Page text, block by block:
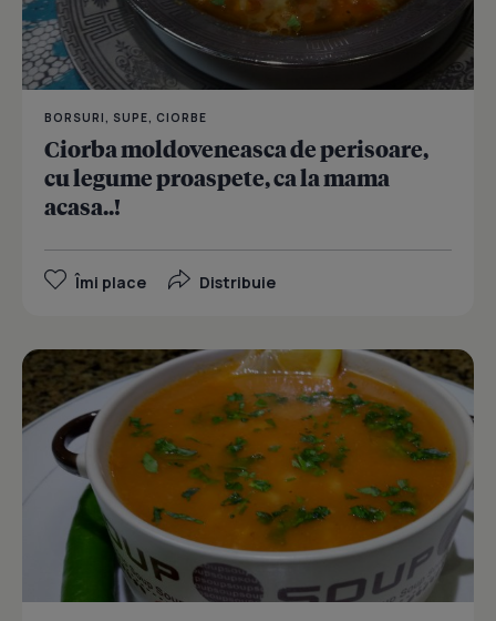
BORSURI, SUPE, CIORBE
Ciorba moldoveneasca de perisoare,
cu legume proaspete, ca la mama
acasa..!
Îmi place Distribuie